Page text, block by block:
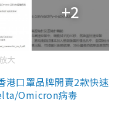
+2
大
港口罩品牌開賣2款快速
Omicron病毒